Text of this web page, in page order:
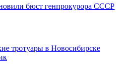
бюст генпрокурора СССР
тротуары в Новосибирске